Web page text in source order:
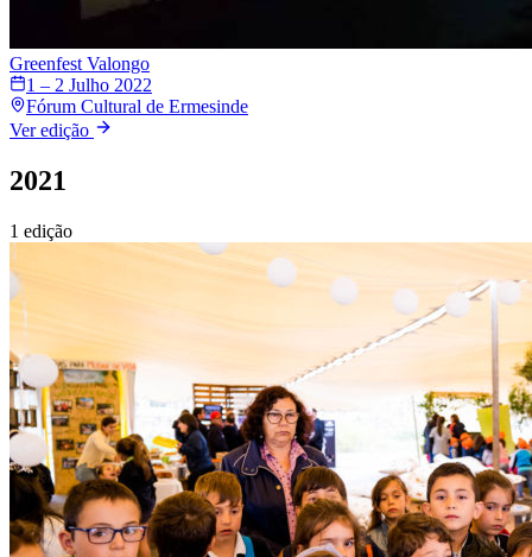
Greenfest Valongo
1 – 2 Julho 2022
Fórum Cultural de Ermesinde
Ver edição
2021
1 edição